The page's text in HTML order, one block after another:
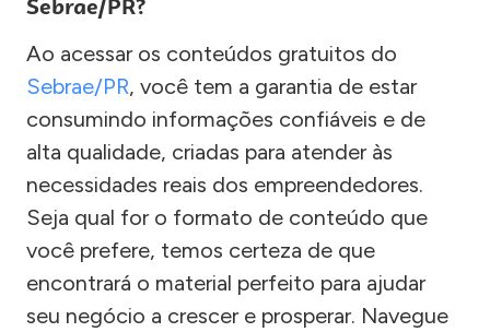
Sebrae/PR?
Ao acessar os conteúdos gratuitos do
Sebrae/PR, você tem a garantia de estar
consumindo informações confiáveis e de
alta qualidade, criadas para atender às
necessidades reais dos empreendedores.
Seja qual for o formato de conteúdo que
você prefere, temos certeza de que
encontrará o material perfeito para ajudar
seu negócio a crescer e prosperar. Navegue